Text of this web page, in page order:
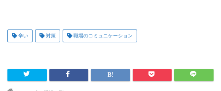
辛い 対策 職場のコミュニケーション